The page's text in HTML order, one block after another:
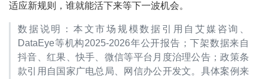
适应新规则，谁就能活下来等下一波机会。
数据说明：本文市场规模数据引用自艾媒咨询、
DataEye等机构2025-2026年公开报告；下架数据来自
抖音、红果、快手、微信等平台月度治理公告；政策条
款引用自国家广电总局、网信办公开发文。具体案例来